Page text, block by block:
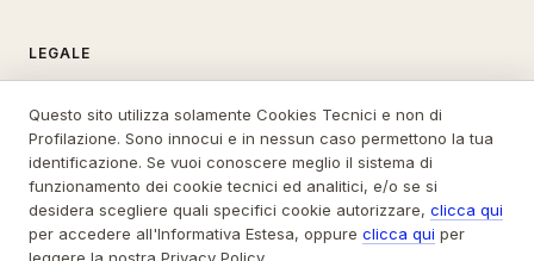
LEGALE
Cookie
© 2008–2026 bEffect SRL — P.IVA 04872560281 — REA Padova
Questo sito utilizza solamente Cookies Tecnici e non di
Profilazione. Sono innocui e in nessun caso permettono la tua
identificazione. Se vuoi conoscere meglio il sistema di
funzionamento dei cookie tecnici ed analitici, e/o se si
desidera scegliere quali specifici cookie autorizzare, clicca qui
per accedere all'Informativa Estesa, oppure clicca qui per